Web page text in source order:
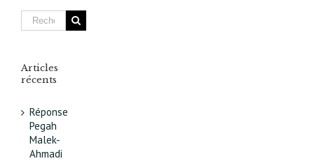
Articles
récents
Réponse
Pegah
Malek-
Ahmadi